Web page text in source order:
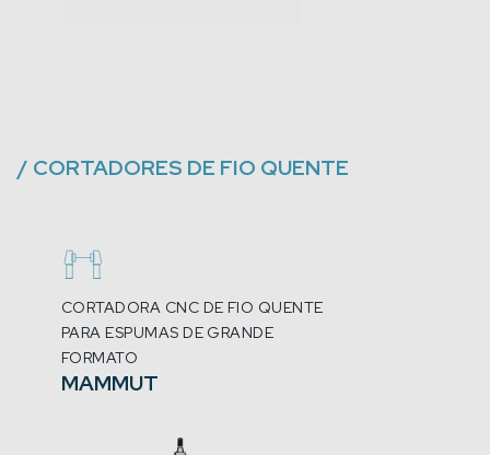
/ CORTADORES DE FIO QUENTE
CORTADORA CNC DE FIO QUENTE
PARA ESPUMAS DE GRANDE
FORMATO
MAMMUT